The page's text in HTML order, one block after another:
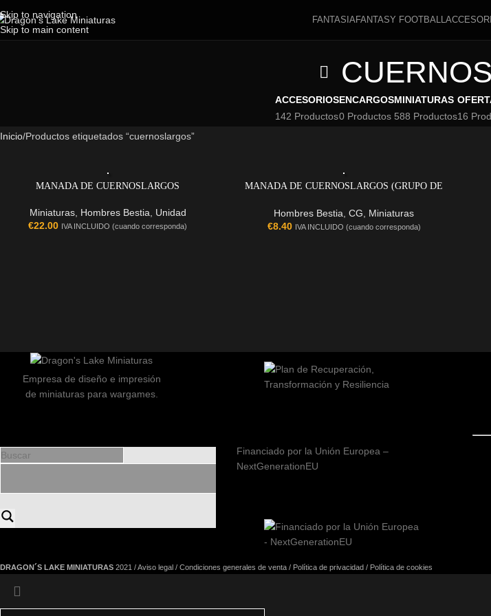
Skip to navigation
Skip to main content
FANTASIAFANTASY FOOTBALL
ACCESORIOS
142 Productos
ENCARGOS
0 Productos
MINIATURAS
588 Productos16
Inicio Productos etiquetados “cuernoslargos”
MANADA DE CUERNOSLARGOS
Miniaturas, Hombres Bestia
Unidad
€22.00 IVA INCLUIDO (cuando corresponda)
MANADA DE CUERNOSLARGOS (GRUPO DE
Hombres Bestia ,CG
Miniaturas
€8.40 IVA INCLUIDO (cuando corresponda)
Empresa de diseño e impresión
de miniaturas para wargames.
Financiado por la Unión Europea –
NextGenerationEU
DRAGON´S LAKE MINIATURAS 2021 /Aviso legal / Condiciones generales de venta / Política de privacidad / Política de cookies